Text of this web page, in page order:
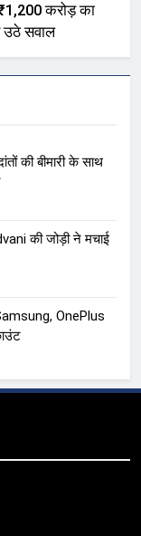
₹1,200 करोड़ का
उठे सवाल
की बीमारी के साथ
की जोड़ी ने मचाई
OnePlus